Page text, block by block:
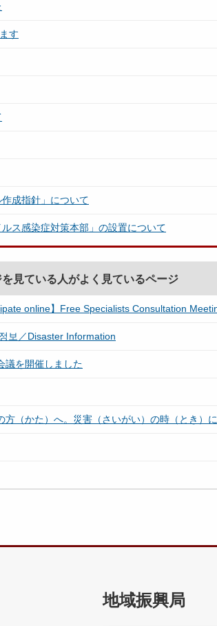
す
成指針」について
ス感染症対策本部」の設置について
を見ている人がよく見ているページ
online】Free Specialists Consultation
보／Disaster Information
議を開催しました
（かた）へ。災害（さいがい）の時（とき）
地域振興局